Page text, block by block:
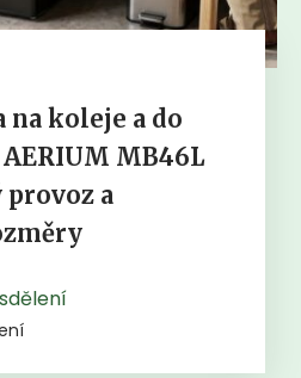
koleje a do
MB46L
a